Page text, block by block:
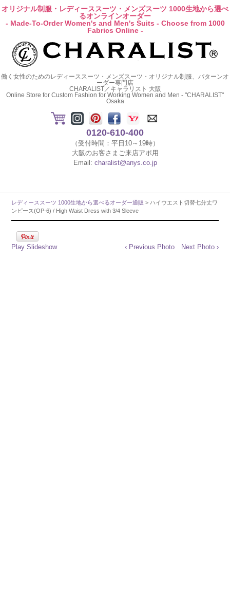
オリジナル制服・レディーススーツ・メンズスーツ 1000生地から選べ
るオンラインオーダー
- Made-To-Order Women's and Men's Suits - Choose from 1000
Fabrics Online -
働く女性のためのレディーススーツ・メンズスーツ・オリジナル制服、パターンオ
ーダー専門店
CHARALIST／キャラリスト 大阪
Online Store for Custom Fashion for Working Women and Men - "CHARALIST"
Osaka
0120-610-400
（受付時間：平日10～19時）
大阪のお客さまご来店アポ用
Email: charalist@anys.co.jp
レディーススーツ 1000生地から選べるオーダー通販 > ハイウエスト切替七分丈ワ
ンピース(OP-6) / High Waist Dress with 3/4 Sleeve
Play Slideshow ‹ Previous Photo Next Photo ›